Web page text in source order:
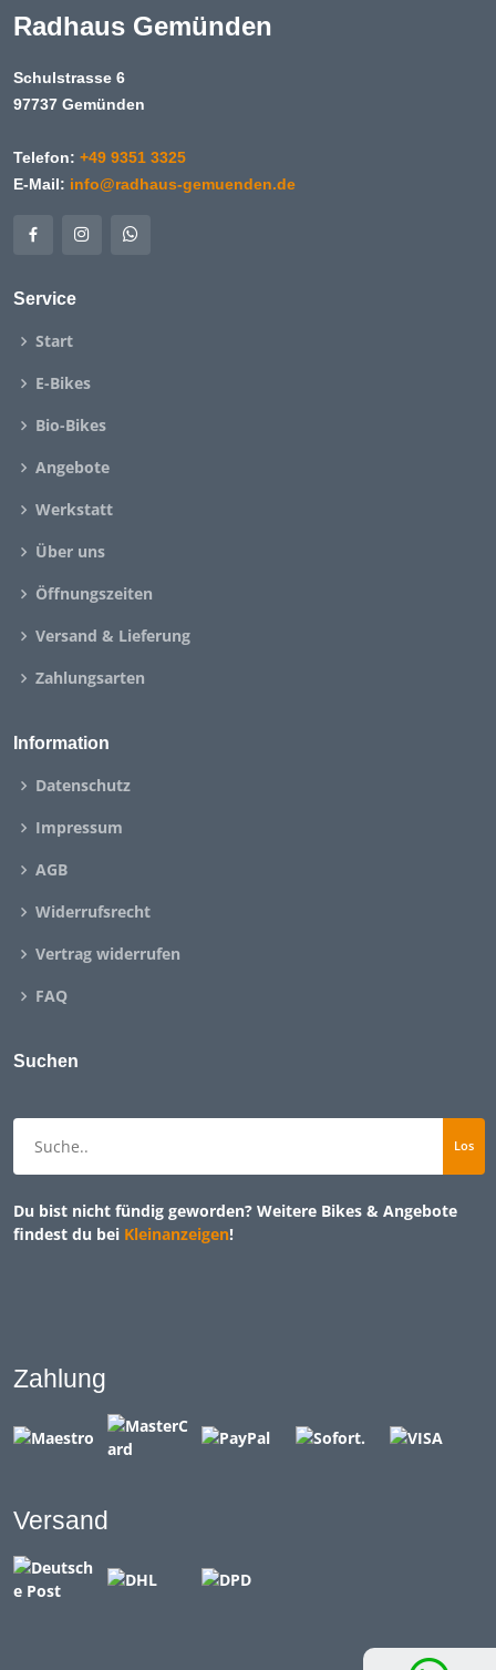
Radhaus Gemünden
Schulstrasse 6
97737 Gemünden
Telefon: +49 9351 3325
E-Mail: info@radhaus-gemuenden.de
Service
Start
E-Bikes
Bio-Bikes
Angebote
Werkstatt
Über uns
Öffnungszeiten
Versand & Lieferung
Zahlungsarten
Information
Datenschutz
Impressum
AGB
Widerrufsrecht
Vertrag widerrufen
FAQ
Suchen
Du bist nicht fündig geworden? Weitere Bikes & Angebote
findest du bei Kleinanzeigen!
Zahlung
Versand